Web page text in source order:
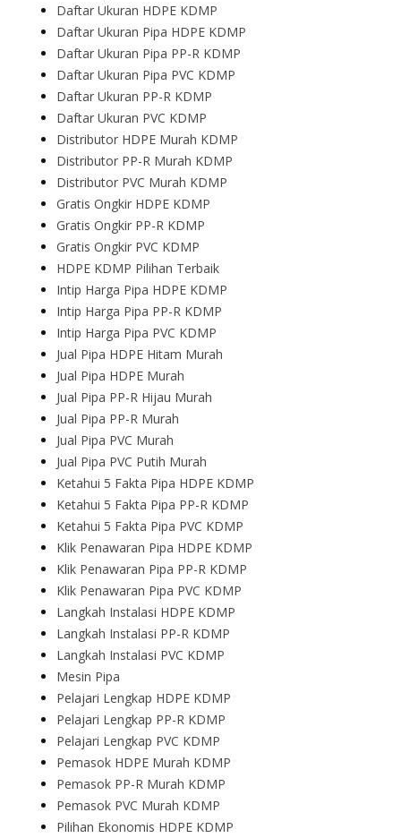
Daftar Ukuran HDPE KDMP
Daftar Ukuran Pipa HDPE KDMP
Daftar Ukuran Pipa PP-R KDMP
Daftar Ukuran Pipa PVC KDMP
Daftar Ukuran PP-R KDMP
Daftar Ukuran PVC KDMP
Distributor HDPE Murah KDMP
Distributor PP-R Murah KDMP
Distributor PVC Murah KDMP
Gratis Ongkir HDPE KDMP
Gratis Ongkir PP-R KDMP
Gratis Ongkir PVC KDMP
HDPE KDMP Pilihan Terbaik
Intip Harga Pipa HDPE KDMP
Intip Harga Pipa PP-R KDMP
Intip Harga Pipa PVC KDMP
Jual Pipa HDPE Hitam Murah
Jual Pipa HDPE Murah
Jual Pipa PP-R Hijau Murah
Jual Pipa PP-R Murah
Jual Pipa PVC Murah
Jual Pipa PVC Putih Murah
Ketahui 5 Fakta Pipa HDPE KDMP
Ketahui 5 Fakta Pipa PP-R KDMP
Ketahui 5 Fakta Pipa PVC KDMP
Klik Penawaran Pipa HDPE KDMP
Klik Penawaran Pipa PP-R KDMP
Klik Penawaran Pipa PVC KDMP
Langkah Instalasi HDPE KDMP
Langkah Instalasi PP-R KDMP
Langkah Instalasi PVC KDMP
Mesin Pipa
Pelajari Lengkap HDPE KDMP
Pelajari Lengkap PP-R KDMP
Pelajari Lengkap PVC KDMP
Pemasok HDPE Murah KDMP
Pemasok PP-R Murah KDMP
Pemasok PVC Murah KDMP
Pilihan Ekonomis HDPE KDMP